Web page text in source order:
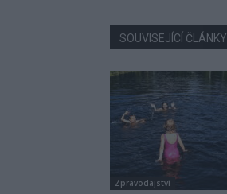
SOUVISEJÍCÍ ČLÁNKY
Zpravodajství